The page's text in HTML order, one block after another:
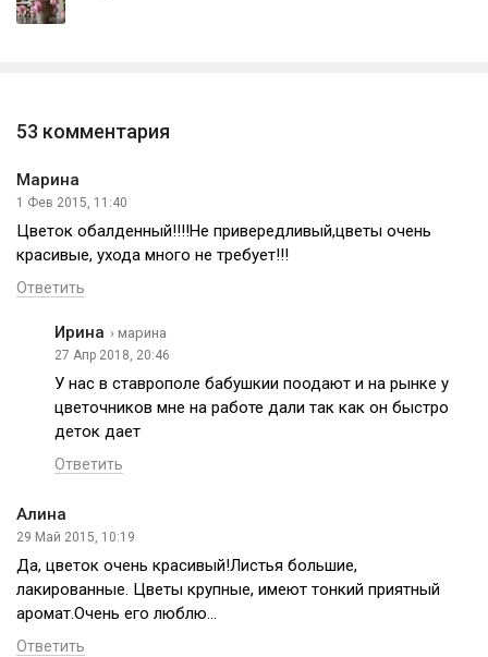
53 комментария
Марина
1 Фев 2015, 11:40
Цветок обалденный!!!!Не привередливый,цветы очень
красивые, ухода много не требует!!!
Ответить
Ирина › марина
27 Апр 2018, 20:46
У нас в ставрополе бабушкии поодают и на рынке у
цветочников мне на работе дали так как он быстро
деток дает
Ответить
Алина
29 Май 2015, 10:19
Да, цветок очень красивый!Листья большие,
лакированные. Цветы крупные, имеют тонкий приятный
аромат.Очень его люблю…
Ответить